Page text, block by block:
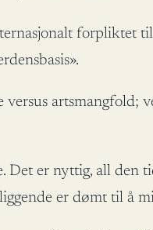
forpliktet
artsmangfold;
er nyttig, all den
er dømt til å